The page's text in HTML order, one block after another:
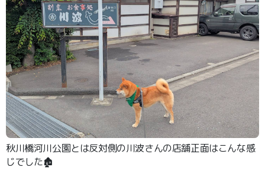
秋川橋河川公園とは反対側の川波さんの店舗正面はこんな感
じでした🏚️